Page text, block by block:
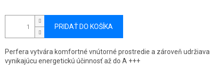
PRIDAŤ DO KOŠÍKA
Perfera vytvára komfortné vnútorné prostredie a zároveň udržiava
vynikajúcu energetickú účinnosť až do A +++